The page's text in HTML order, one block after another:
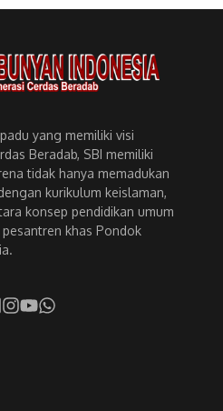
yang memiliki visi
Beradab, SBI memiliki
tidak hanya memadukan
kurikulum keislaman,
konsep pendidikan umum
khas Pondok